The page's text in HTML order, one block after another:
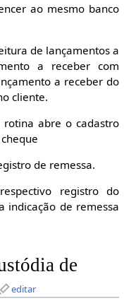
ao mesmo banco
de lançamentos a
a receber com
a receber do
cliente.
abre o cadastro
de remessa.
registro do
indicação de remessa
de
editar